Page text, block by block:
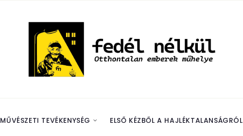
MŰVÉSZETI TEVÉKENYSÉG ELSŐ KÉZBŐL A HAJLÉKTALANSÁGRÓL